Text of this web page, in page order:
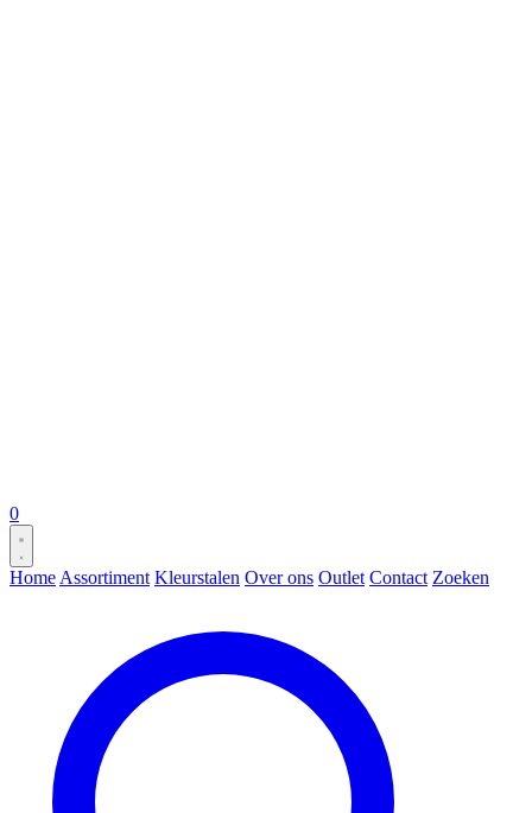
0
Home Assortiment Kleurstalen Over ons Outlet Contact Zoeken